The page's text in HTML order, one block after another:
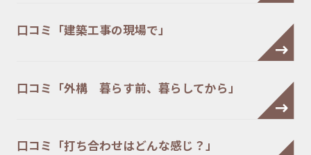
口コミ「建築工事の現場で」
口コミ「外構 暮らす前、暮らしてから」
口コミ「打ち合わせはどんな感じ？」